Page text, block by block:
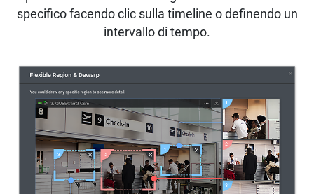
specifico facendo clic sulla timeline o definendo un
intervallo di tempo.